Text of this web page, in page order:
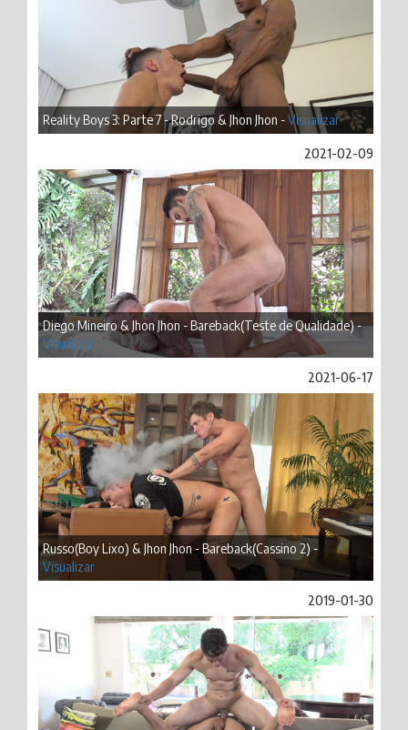
Reality Boys 3: Parte 7 - Rodrigo & Jhon Jhon -Visualizar
2021-02-09
Diego Mineiro & Jhon Jhon - Bareback(Teste de Qualidade) -
Visualizar
2021-06-17
Russo(Boy Lixo) & Jhon Jhon - Bareback(Cassino 2) -
Visualizar
2019-01-30